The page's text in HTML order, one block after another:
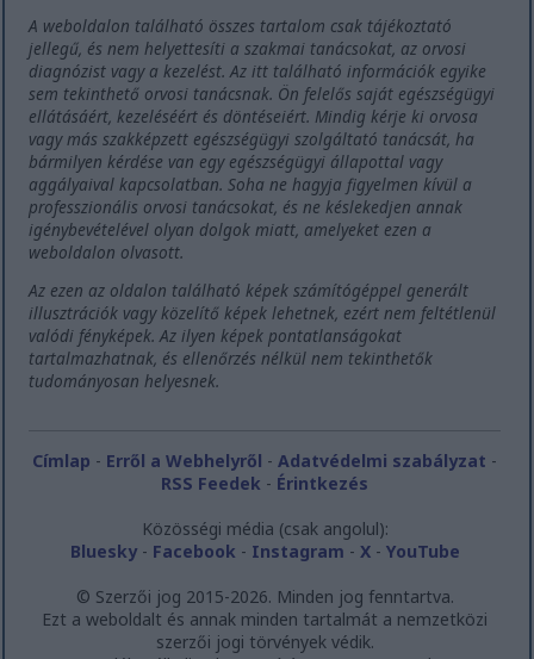
A weboldalon található összes tartalom csak tájékoztató
jellegű, és nem helyettesíti a szakmai tanácsokat, az orvosi
diagnózist vagy a kezelést. Az itt található információk egyike
sem tekinthető orvosi tanácsnak. Ön felelős saját egészségügyi
ellátásáért, kezeléséért és döntéseiért. Mindig kérje ki orvosa
vagy más szakképzett egészségügyi szolgáltató tanácsát, ha
bármilyen kérdése van egy egészségügyi állapottal vagy
aggályaival kapcsolatban. Soha ne hagyja figyelmen kívül a
professzionális orvosi tanácsokat, és ne késlekedjen annak
igénybevételével olyan dolgok miatt, amelyeket ezen a
weboldalon olvasott.
Az ezen az oldalon található képek számítógéppel generált
illusztrációk vagy közelítő képek lehetnek, ezért nem feltétlenül
valódi fényképek. Az ilyen képek pontatlanságokat
tartalmazhatnak, és ellenőrzés nélkül nem tekinthetők
tudományosan helyesnek.
Címlap - Erről a Webhelyről -Adatvédelmi szabályzat -
RSS Feedek - Érintkezés
Közösségi média (csak angolul):
Bluesky- Facebook - Instagram - X- YouTube
© Szerzői jog 2015-2026. Minden jog fenntartva.
Ezt a weboldalt és annak minden tartalmát a nemzetközi
szerzői jogi törvények védik.